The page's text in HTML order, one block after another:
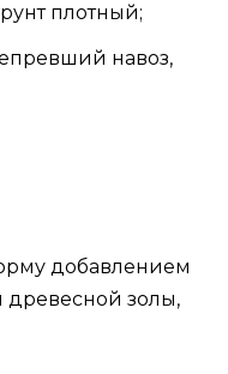
плотный;
навоз,
добавлением
древесной золы,